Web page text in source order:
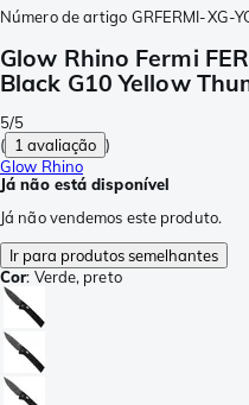
Número de artigo GRFERMI-XG-
Glow Rhino Fermi
Black G10 Yellow
5/5
( 1 avaliação )
Glow Rhino
Já não está disponível
Já não vendemos este produto.
Ir para produtos semelhantes
Cor: Verde, preto